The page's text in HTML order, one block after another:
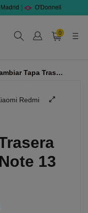
O'Donnell
0
Cambiar Tapa Trasera
13